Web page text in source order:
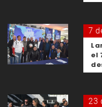
7
el
23